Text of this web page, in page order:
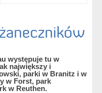
występuje tu w
największy i
parki w Branitz i w
w Forst, park
w Reuthen.